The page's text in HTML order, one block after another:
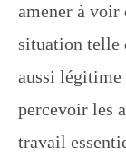
amener à voir
situation telle
aussi légitime
percevoir les
travail